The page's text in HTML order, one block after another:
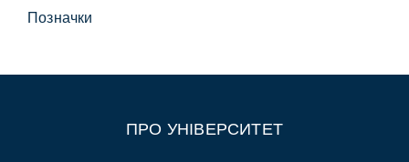
Позначки
ПРО УНІВЕРСИТЕТ